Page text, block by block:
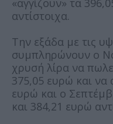
αντίστοιχα.
Την εξάδα με τις
συμπληρώνουν ο
χρυσή λίρα να
375,05 ευρώ και να
ευρώ και ο
και 384,21 ευρώ